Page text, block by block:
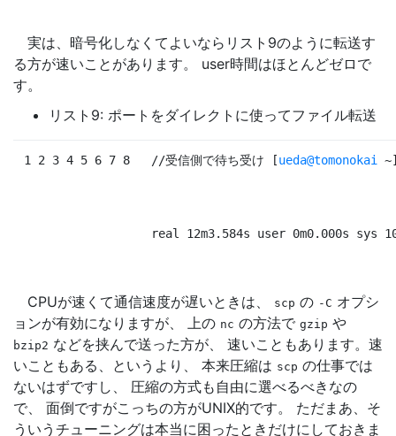
実は、暗号化しなくてよいならリスト9のように転送す
る方が速いことがあります。 user時間はほとんどゼロで
す。
リスト9: ポートをダイレクトに使ってファイル転送
1 2 3 4 5 6 7 8 //受信側で待ち受け [ueda@tomonokai ~
real 12m3.584s user 0m0.000s sys
CPUが速くて通信速度が遅いときは、 scp の -C オプシ
ョンが有効になりますが、 上の nc の方法で gzip や
bzip2 などを挟んで送った方が、 速いこともあります。速
いこともある、というより、 本来圧縮は scp の仕事では
ないはずですし、 圧縮の方式も自由に選べるべきなの
で、 面倒ですがこっちの方がUNIX的です。 ただまあ、そ
ういうチューニングは本当に困ったときだけにしておきま